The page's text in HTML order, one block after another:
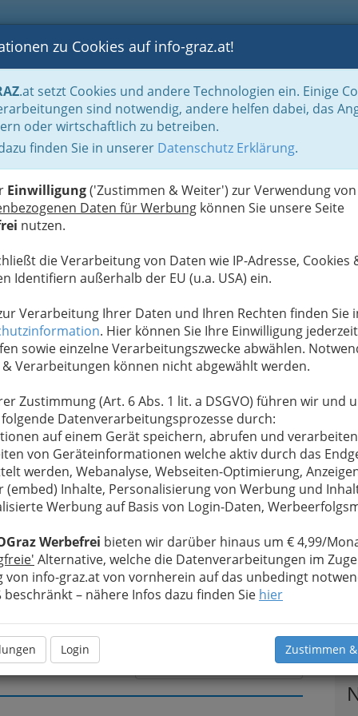
BLOGS FOTOS GASTRONOMIE BRANCHEN
zu Cookies auf info-graz.at!
.at setzt Cookies und andere Technologien ein. Einige
sind notwendig, andere helfen dabei, das
oder wirtschaftlich zu betreiben.
finden Sie in unserer Datenschutz Erklärung.
Einwilligung('Zustimmen & Weiter') zur Verwendung von
Daten für Werbung können Sie unsere Seite
nutzen.
die Verarbeitung von Daten wie IP-Adresse, Cookies
Identifiern außerhalb der EU (u.a. USA) ein.
Verarbeitung Ihrer Daten und Ihren Rechten finden Sie
. Hier können Sie Ihre Einwilligung jederzeit
sowie einzelne Verarbeitungszwecke abwählen.
& Verarbeitungen können nicht abgewählt werden.
Zustimmung (Art. 6 Abs. 1 lit. a DSGVO) führen wir und
Datenverarbeitungsprozesse durch:
auf einem Gerät speichern, abrufen und
von Geräteinformationen welche aktiv durch das
werden, Webanalyse, Webseiten-Optimierung,
(embed) Inhalte, Personalisierung von Werbung und
Werbung auf Basis von Login-Daten,
Werbefrei bieten wir darüber hinaus um € 4,99/
Alternative, welche die Datenverarbeitungen im
von info-graz.at von vornherein auf das unbedingt
beschränkt – nähere Infos dazu finden Sie hier
Login Zustimmen
& Handwerk, Gliederung der WKO Chemisches Gewerbe
bewahren, verwenden wir an dieser Stelle zur
Ihre Nachricht wird nach dem Absenden
GmbH weitergeleitet.
Meine Nachricht
Meine Nachricht senden